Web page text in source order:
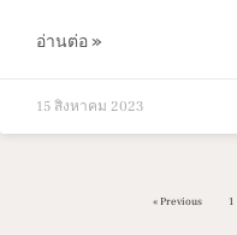
อ่านต่อ »
15 สิงหาคม 2023
« Previous 1